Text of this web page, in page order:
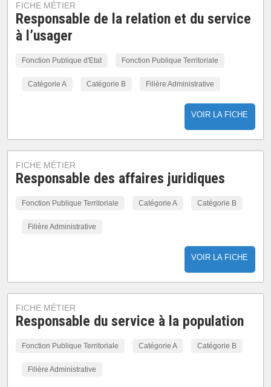
FICHE MÉTIER
Responsable de la relation et du service
à l’usager
Fonction Publique d'Etat Fonction Publique Territoriale
Catégorie A Catégorie B Filière Administrative
VOIR LA FICHE
FICHE MÉTIER
Responsable des affaires juridiques
Fonction Publique Territoriale Catégorie A Catégorie B
Filière Administrative
VOIR LA FICHE
FICHE MÉTIER
Responsable du service à la population
Fonction Publique Territoriale Catégorie A Catégorie B
Filière Administrative